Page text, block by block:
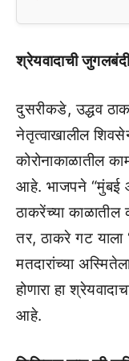
श्रेयवादाची
दुसरीकडे, उद्धव
नेतृत्वाखालील
कोरोनाकाळातील
आहे. भाजपने “मुंबई
ठाकरेंच्या
तर, ठाकरे गट याला
मतदारांच्या
होणारा हा
आहे.